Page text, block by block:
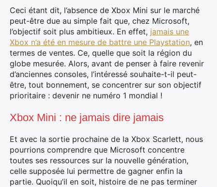
Ceci étant dit, l’absence de Xbox Mini sur le marché
peut-être due au simple fait que, chez Microsoft,
l’objectif soit plus ambitieux. En effet, jamais une
Xbox n’a été en mesure de battre une Playstation, en
termes de ventes. Ce, quelle que soit la région du
globe mesurée. Alors, avant de penser à faire revenir
d’anciennes consoles, l’intéressé souhaite-t-il peut-
être, tout bonnement, se concentrer sur son objectif
prioritaire : devenir ne numéro 1 mondial !
Xbox Mini : ne jamais dire jamais
Et avec la sortie prochaine de la Xbox Scarlett, nous
pourrions comprendre que Microsoft concentre
toutes ses ressources sur la nouvelle génération,
celle supposée lui permettre de gagner enfin la
partie. Quoiqu’il en soit, histoire de ne pas terminer
Rechercher
: